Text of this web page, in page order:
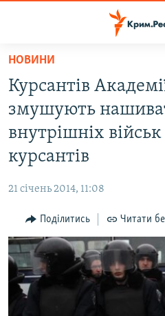
Перейти
основного
матеріалу
Перейти
до
основної
Перейти
пошуку
ВОДА.КРИМ
ВІДЕО ТА ФОТО
ІНТЕРВ'Ю
ВСЕ ЗА ДЕНЬ
СПЕЦПРОЕКТИ
ДЕПОРТАЦІЯ
ЯК ОБІЙТИ БЛОКУВАННЯ
НОВИНИ
Курсантів
змушують
внутрішніх
курсантів
21 січень 2014, 11:08
Поділитись Читати